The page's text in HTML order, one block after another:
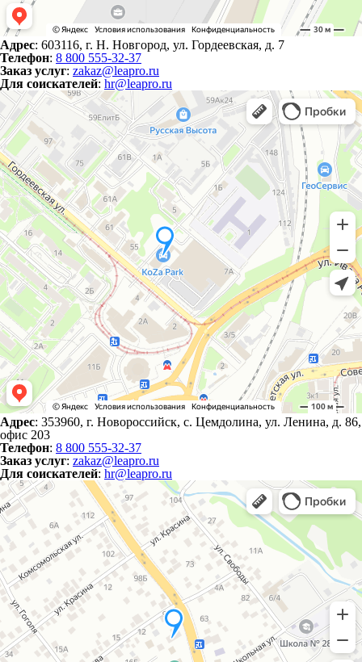
Адрес: 603116, г. Н. Новгород, ул. Гордеевская, д. 7
Телефон: 8 800 555-32-37
Заказ услуг: zakaz@leapro.ru
Для соискателей: hr@leapro.ru
Адрес: 353960, г. Новороссийск, с. Цемдолина, ул. Ленина, д. 86,
офис 203
Телефон: 8 800 555-32-37
Заказ услуг: zakaz@leapro.ru
Для соискателей: hr@leapro.ru